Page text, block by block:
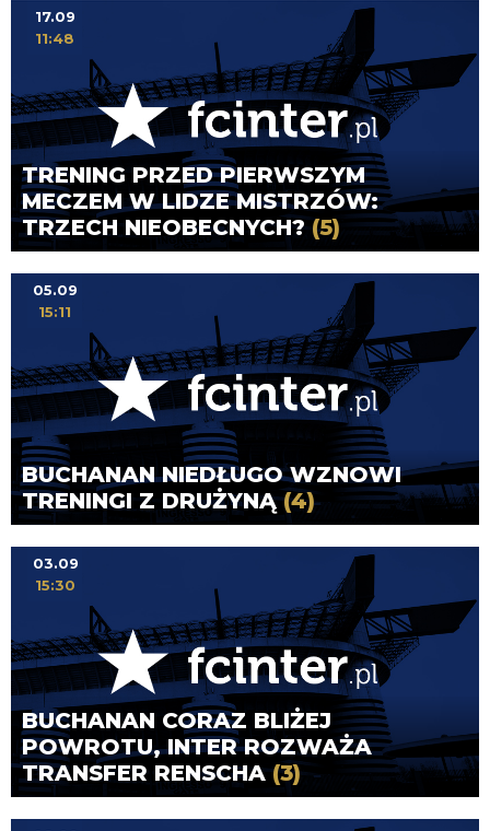
TRENING PRZED PIERWSZYM
MECZEM W LIDZE MISTRZÓW:
TRZECH NIEOBECNYCH? (5)
17.09
11:48
BUCHANAN NIEDŁUGO WZNOWI
TRENINGI Z DRUŻYNĄ(4)
05.09
15:11
BUCHANAN CORAZ BLIŻEJ
POWROTU, INTER ROZWAŻA
TRANSFER RENSCHA (3)
03.09
15:30